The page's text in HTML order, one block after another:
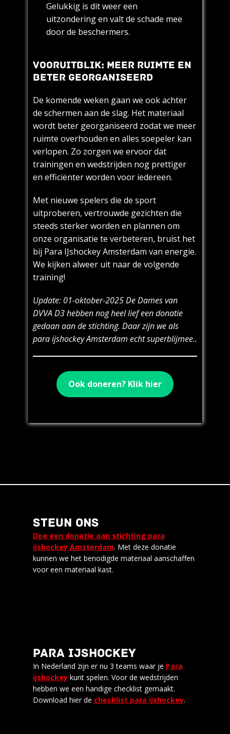
Gelukkig is dit weer een
uitzondering en valt de schade mee
door de beschermers.
VOORUITBLIK: MEER RUIMTE EN
BETER GEORGANISEERD
De komende weken gaan we ook achter
de schermen aan de slag. Het materiaal
wordt beter georganiseerd zodat we meer
ruimte overhouden en alles soepeler kan
verlopen. Zo zorgen we ervoor dat
trainingen en wedstrijden nog prettiger
en efficiënter worden voor iedereen.
Met nieuwe spelers die de sport
uitproberen, vertrouwde gezichten die
steeds sterker worden en plannen om
onze organisatie te verbeteren, bruist het
bij Para IJshockey Amsterdam van energie.
We kijken alweer uit naar de volgende
training!
Update: 01-oktober-2025 De Dames van
DVVA D3 hebben nog heel lief een donatie
gedaan aan de stichting. Daar zijn we als
para ijshockey Amsterdam echt superblijmee..
Ook doneren? Klik hier
STEUN ONS
Doe een donatie aan stichting para
ijshockey Amsterdam. Met deze donatie
kunnen we het benodigde materiaal aanschaffen
voor een materiaal kast.
PARA IJSHOCKEY
In Nederland zijn er nu 3 teams waar je Para
ijshockey kunt spelen. Voor de wedstrijden
hebben we een handige checklist gemaakt.
Download hier de checklist para ijshockey.